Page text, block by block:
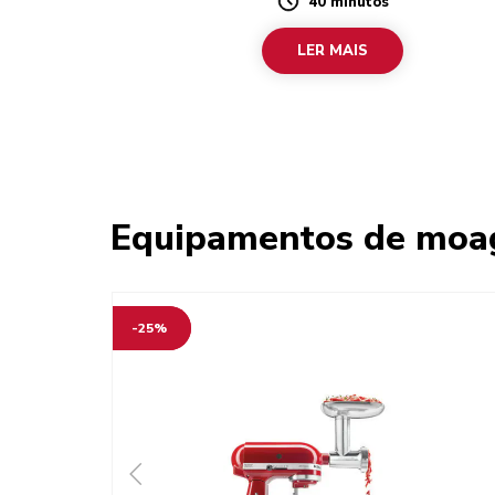
Duration
LER MAIS
Equipamentos de
-25%